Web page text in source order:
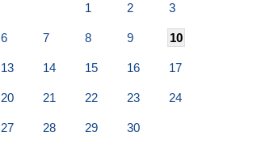
1 2 3
6 7 8 9 10
13 14 15 16 17
20 21 22 23 24
27 28 29 30